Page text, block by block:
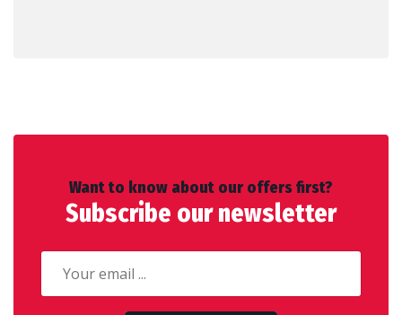
Want to know about our offers first?
Subscribe our newsletter